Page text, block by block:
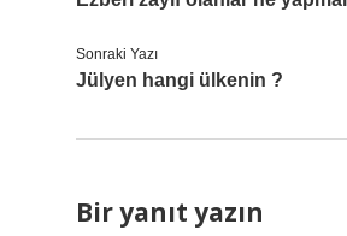
Sonraki Yazı
Jülyen hangi ülkenin ?
Bir yanıt yazın